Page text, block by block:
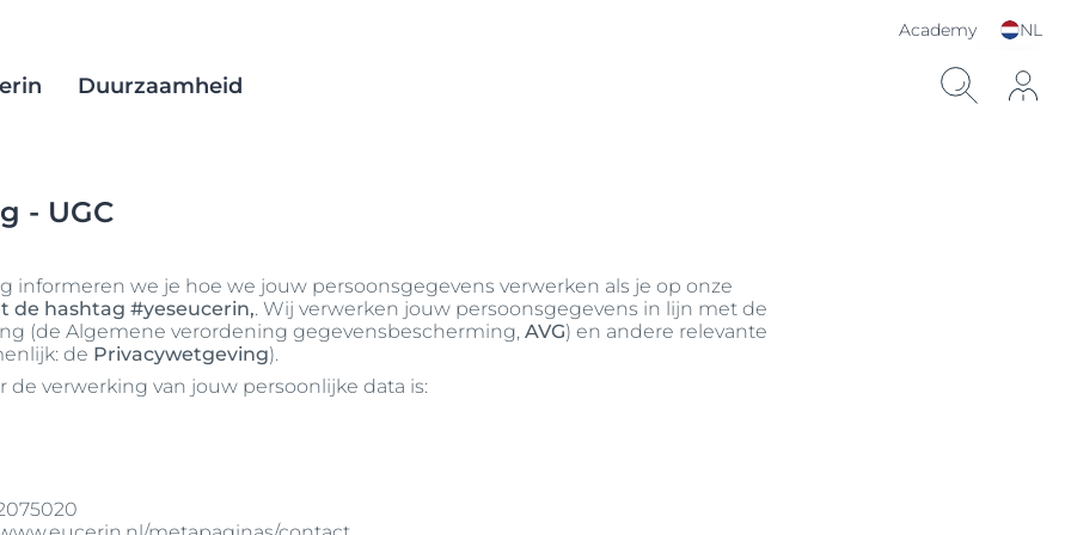
NL
Academy
huid
huid
Aquaphor huidherstellende
zalf
AquaPorin Active
DermatoClean
Hyaluron-Filler - Alle
Duurzaamheid
Duurzame verpakkingen
Inkoop en productie
Zorg voor het klimaat
- UGC
informeren we je hoe we jouw persoonsgegevens verwerken als je op onze
de hashtag #yeseucerin,. Wij verwerken jouw persoonsgegevens in lijn met de
(de Algemene verordening gegevensbescherming, AVG) en andere relevante
de Privacywetgeving).
de verwerking van jouw persoonlijke data is: